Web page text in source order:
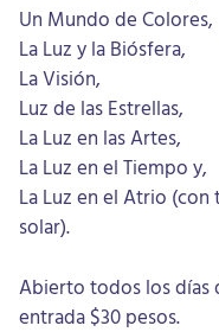
Un Mundo de Colores,
La Luz y la Biósfera,
La Visión,
Luz de las Estrellas,
La Luz en las Artes,
La Luz en el Tiempo y,
La Luz en el Atrio
solar).
Abierto todos los días
entrada $30 pesos.